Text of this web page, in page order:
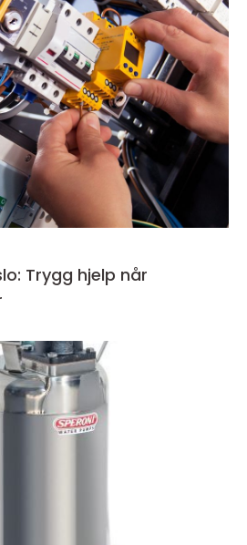
Trygg hjelp når